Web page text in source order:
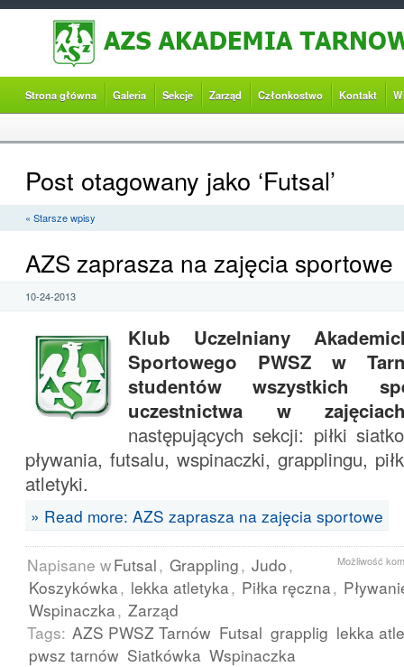
Strona główna Galeria Sekcje Zarząd Członkostwo Kontakt
Post otagowany jako ‘Futsal’
« Starsze wpisy
AZS zaprasza na zajęcia sportowe
10-24-2013
Klub Uczelniany
Sportowego PWSZ w
studentów wszystkich
uczestnictwa w
następujących sekcji: piłki
pływania, futsalu, wspinaczki, grapplingu,
atletyki.
» Read more: AZS zaprasza na zajęcia sportowe
Możliwość
Napisane wFutsal, Grappling, Judo,
Koszykówka, lekka atletyka, Piłka ręczna,
Wspinaczka, Zarząd
Tags: AZS PWSZ Tarnów Futsal grapplig lekka
pwsz tarnów Siatkówka Wspinaczka